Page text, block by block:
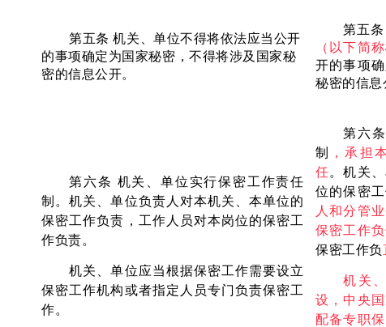
第五条机关、单位不得将依法应当公开
的事项确定为国家秘密，不得将涉及国家秘
密的信息公开。
第五条
（以下简称
开的事项
秘密的信息
第六条 机关、单位实行保密工作责任
制。机关、单位负责人对本机关、本单位的
保密工作负责，工作人员对本岗位的保密工
作负责。
机关、单位应当根据保密工作需要设立
保密工作机构或者指定人员专门负责保密工
作。
第六条
制
， 承担
任。机关
位的保密工
人和分管
保密工作负
保密工作负
机关
设，中央
配备专职